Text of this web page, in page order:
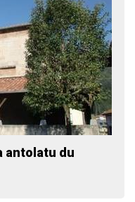
antolatu du